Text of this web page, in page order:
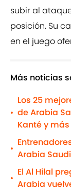
subir al
posición. Su
en el juego
Más noticias
•
Los 25
de Arabia
Kanté y más
• Arabia
•
El Al Hilal
Arabia